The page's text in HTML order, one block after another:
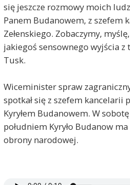
się jeszcze rozmowy moich
Panem Budanowem, z szefem
Zełenskiego. Zobaczymy,
jakiegoś sensownego wyjścia z
Tusk.
Wiceminister spraw
spotkał się z szefem kancelarii
Kyryłem Budanowem. W
południem Kyryło Budanow
obrony narodowej.